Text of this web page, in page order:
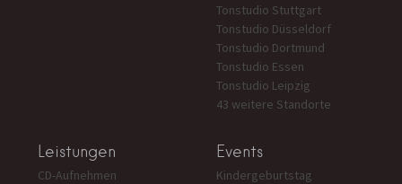
Tonstudio Stuttgart
Tonstudio Düsseldorf
Tonstudio Dortmund
Tonstudio Essen
Tonstudio Leipzig
43 weitere Standorte
Leistungen
CD-Aufnehmen
Events
Kindergeburtstag